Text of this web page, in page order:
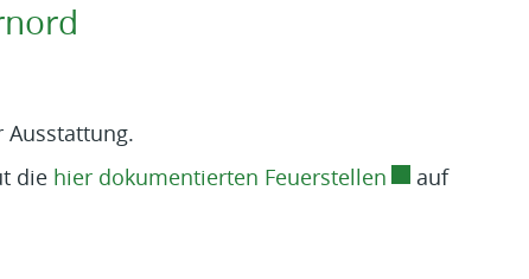
Ausstattung.
die hier dokumentierten Feuerstellen Externer
auf